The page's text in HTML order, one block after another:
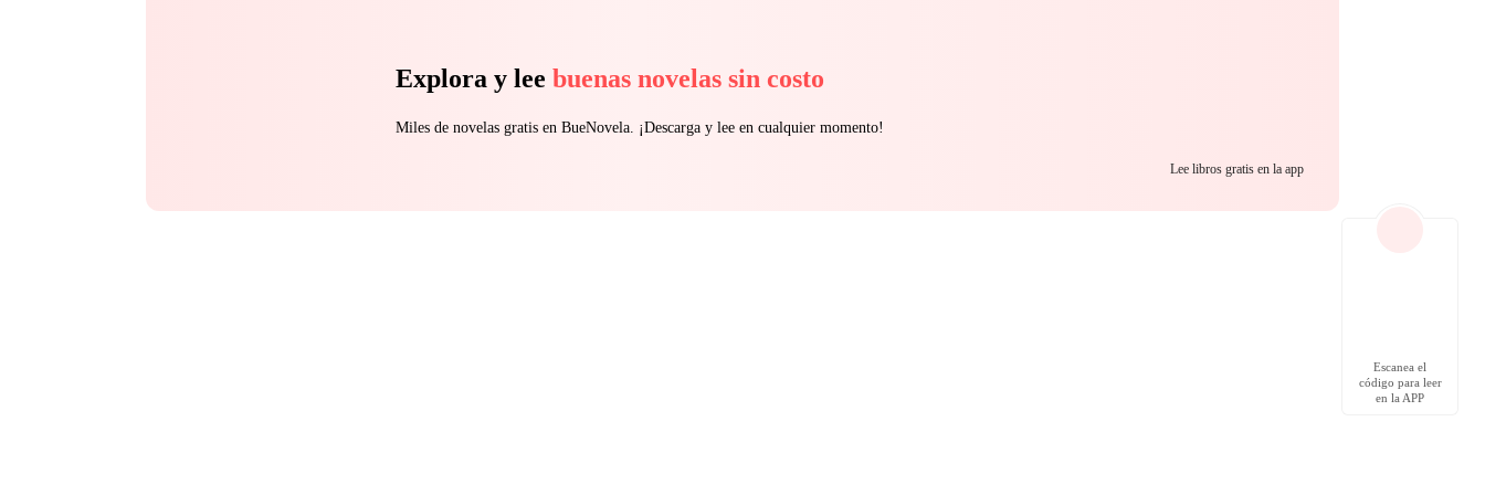
Explora y lee buenas novelas sin costo
Miles de novelas gratis en BueNovela. ¡Descarga y lee en cualquier momento!
Lee libros gratis en la app
Escanea el
código para leer
en la APP